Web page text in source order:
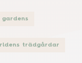
gardens
trädgårdar